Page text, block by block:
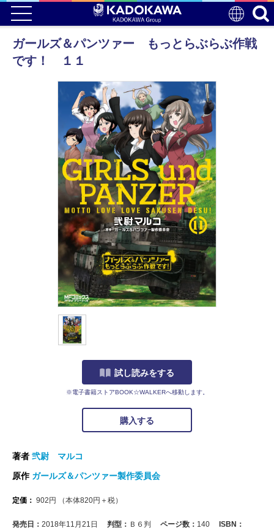
ガールズ＆パンツァー もっとらぶらぶ作戦
です！ １１
試し読みをする
※電子書籍ストアBOOK☆WALKERへ移動します。
購入する
著者 弐尉 マルコ
原作 ガールズ＆パンツァー製作委員会
定価： 902 円 （本体820円＋税）
発売日： 2018年11月21日 判型： Ｂ６判 ページ数： 140
ISBN：